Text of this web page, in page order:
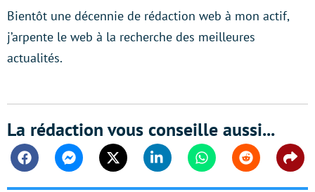
Bientôt une décennie de rédaction web à mon actif,
j’arpente le web à la recherche des meilleures
actualités.
La rédaction vous conseille aussi...
FacebookMessengerTwitter Linkedin WhatsappReddit